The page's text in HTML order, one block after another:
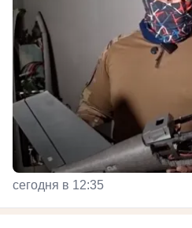
сегодня в 12:35